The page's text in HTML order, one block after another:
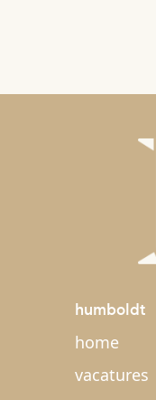
humboldt
home
vacatures